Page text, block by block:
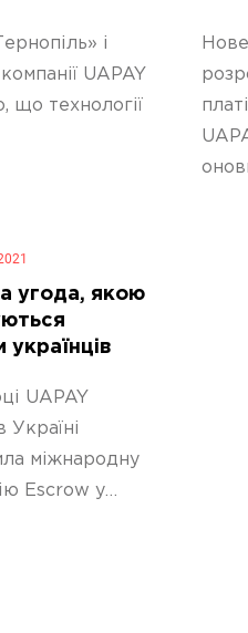
і
UAPAY
що технології
угода, якою
українців
UAPAY
міжнародну
Escrow у…